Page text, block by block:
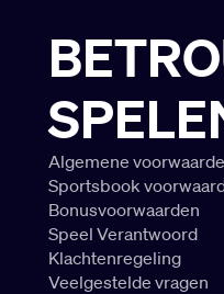
Algemene
Sportsbook
Bonusvoorwaarden
Speel Verantwoord
Klachtenregeling
Veelgestelde vragen